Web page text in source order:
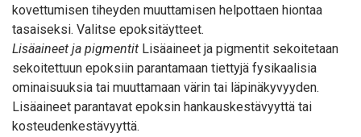
kovettumisen tiheyden muuttamisen helpottaen hiontaa
tasaiseksi. Valitse epoksitäytteet.
Lisäaineet ja pigmentit Lisäaineet ja pigmentit sekoitetaan
sekoitettuun epoksiin parantamaan tiettyjä fysikaalisia
ominaisuuksia tai muuttamaan värin tai läpinäkyvyyden.
Lisäaineet parantavat epoksin hankauskestävyyttä tai
kosteudenkestävyyttä.